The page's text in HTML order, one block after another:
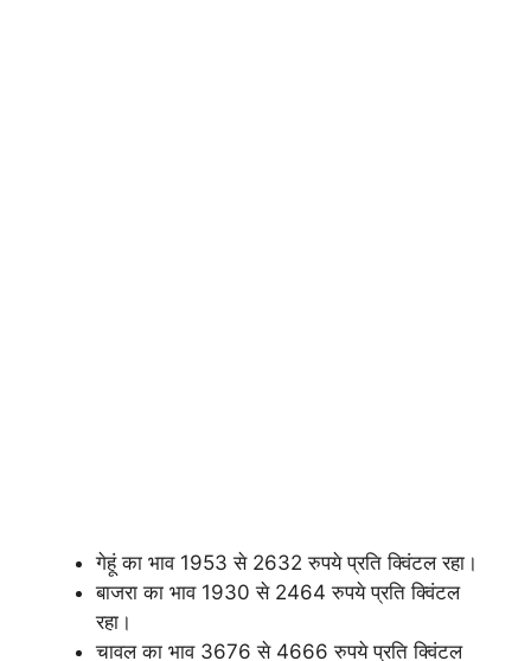
गेहूं का भाव 1953 से 2632 रुपये प्रति क्विंटल रहा।
बाजरा का भाव 1930 से 2464 रुपये प्रति क्विंटल
रहा।
चावल का भाव 3676 से 4666 रुपये प्रति क्विंटल